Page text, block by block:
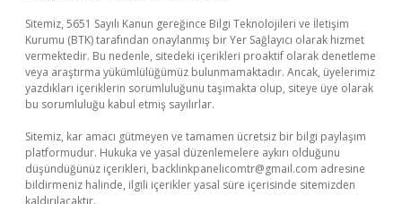
Sitemiz, 5651 Sayılı Kanun gereğince Bilgi Teknolojileri ve İletişim
Kurumu (BTK) tarafından onaylanmış bir Yer Sağlayıcı olarak hizmet
vermektedir. Bu nedenle, sitedeki içerikleri proaktif olarak denetleme
veya araştırma yükümlülüğümüz bulunmamaktadır. Ancak, üyelerimiz
yazdıkları içeriklerin sorumluluğunu taşımakta olup, siteye üye olarak
bu sorumluluğu kabul etmiş sayılırlar.
Sitemiz, kar amacı gütmeyen ve tamamen ücretsiz bir bilgi paylaşım
platformudur. Hukuka ve yasal düzenlemelere aykırı olduğunu
düşündüğünüz içerikleri, backlinkpanelicomtr@gmail.com adresine
bildirmeniz halinde, ilgili içerikler yasal süre içerisinde sitemizden
kaldırılacaktır.